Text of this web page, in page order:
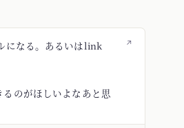
↗
になる。あるいはlink
のがほしいよなあと思